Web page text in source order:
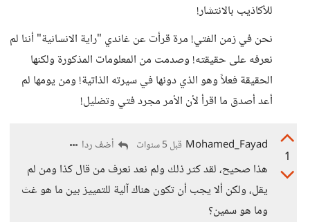
للأكاذيب بالانتشار!
نحن في زمن الفتي! مرة قرأت عن غاندي "راية الانسانية" أننا لم
نعرفه على حقيقته! وصدمت من المعلومات المذكورة ولكنها
الحقيقة فعلاً وهو الذي دونها في سيرته الذاتية! ومن يومها لم
أعد أصدق ما اقرأ لأن الأمر مجرد فتي وتضليل!
1
Mohamed_Fayad قبل 5 سنوات أضف ردا
هذا صحيح، لقد كثر ذلك ولم نعد نعرف من قال كذا ومن لم
يقل، ولكن ألا يجب أن تكون هناك آلية للتمييز بين ما هو غث
وما هو سمين؟